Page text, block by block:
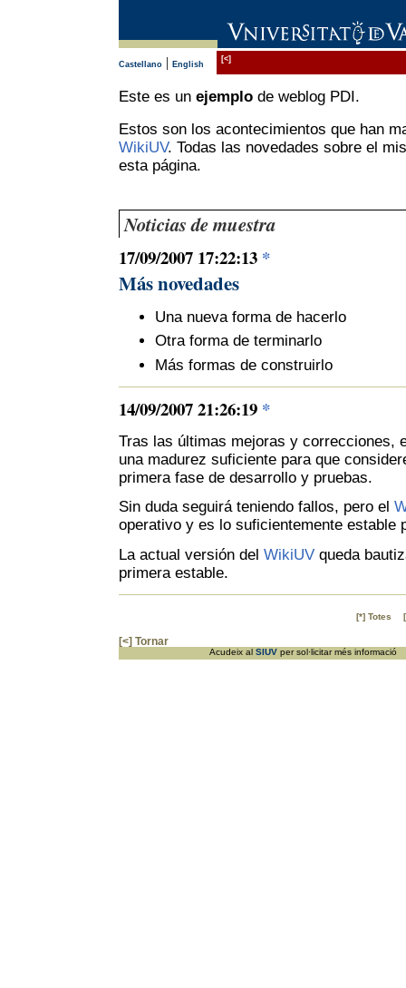
Castellano| English
[<]
Este es un ejemplode weblog PDI.
Estos son los acontecimientos que han
WikiUV. Todas las novedades sobre el
esta página.
Noticias de muestra
17/09/2007 17:22:13 *
Más novedades
Una nueva forma de hacerlo
Otra forma de terminarlo
Más formas de construirlo
14/09/2007 21:26:19 *
Tras las últimas mejoras y correcciones,
una madurez suficiente para que
primera fase de desarrollo y pruebas.
Sin duda seguirá teniendo fallos, pero el
operativo y es lo suficientemente estable
La actual versión del WikiUVqueda
primera estable.
[*] Totes
[<] Tornar
Acudeix al SIUVper sol·licitar més